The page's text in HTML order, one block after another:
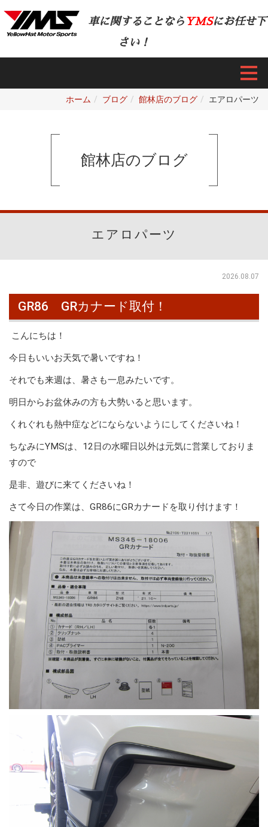
車に関することなら YMSにお任せ下
さい！
ホーム ブログ 館林店のブログ エアロパーツ
館林店のブログ
エアロパーツ
2026.08.07
GR86 GRカナード取付！
こんにちは！
今日もいいお天気で暑いですね！
それでも来週は、暑さも一息みたいです。
明日からお盆休みの方も大勢いると思います。
くれぐれも熱中症などにならないようにしてくださいね！
ちなみにYMSは、12日の水曜日以外は元気に営業しておりま
すので
是非、遊びに来てくださいね！
さて今日の作業は、GR86にGRカナードを取り付けます！